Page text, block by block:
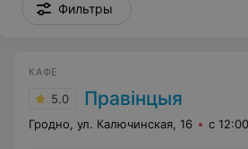
Фильтры
КАФЕ
5.0 Правiнцыя
Гродно, ул. Калючинская, 16 с 12:00